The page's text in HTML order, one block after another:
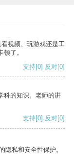
视频、玩游戏还是工
了。
支持[0] 反对[0]
科的知识。老师的讲
支持[0] 反对[0]
隐私和安全性保护。